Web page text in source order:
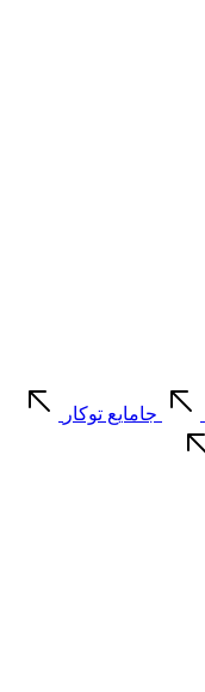
جامایع توکار